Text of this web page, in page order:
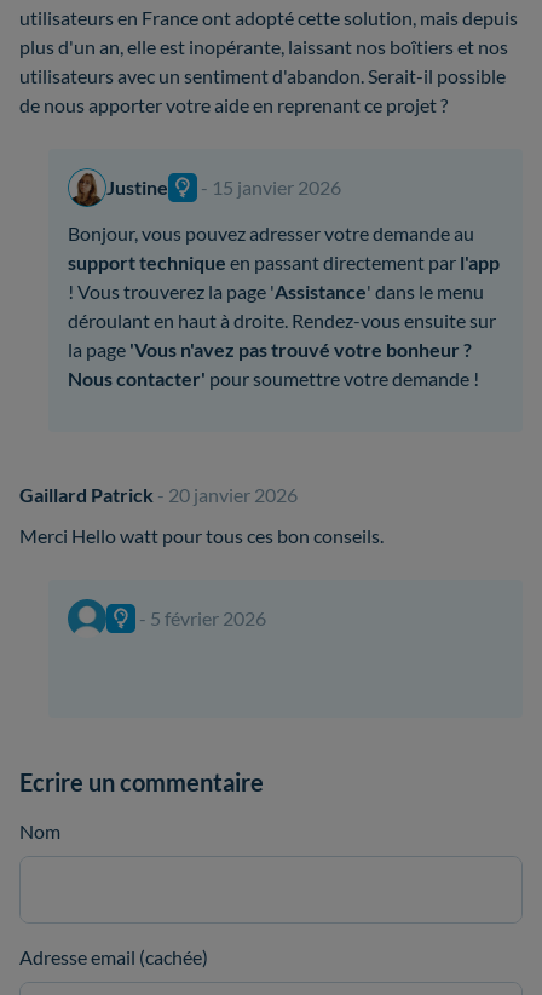
utilisateurs en France ont adopté cette solution, mais depuis
plus d'un an, elle est inopérante, laissant nos boîtiers et nos
utilisateurs avec un sentiment d'abandon. Serait-il possible
de nous apporter votre aide en reprenant ce projet ?
Justine
- 15 janvier 2026
Bonjour, vous pouvez adresser votre demande au
support technique en passant directement par l'app
! Vous trouverez la page 'Assistance' dans le menu
déroulant en haut à droite. Rendez-vous ensuite sur
la page 'Vous n'avez pas trouvé votre bonheur ?
Nous contacter' pour soumettre votre demande !
Gaillard Patrick - 20 janvier 2026
Merci Hello watt pour tous ces bon conseils.
- 5 février 2026
Ecrire un commentaire
Nom
Adresse email (cachée)